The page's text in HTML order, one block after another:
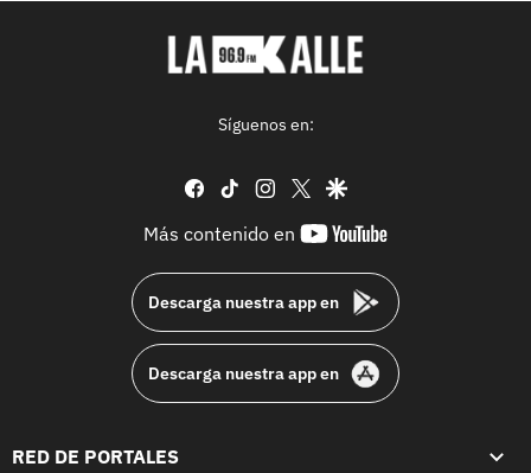
Síguenos en:
facebook
tiktok instagram
twittergoogle
Más contenido en
youtube-
Descarga nuestra app en
Descarga nuestra app en
RED DE PORTALES